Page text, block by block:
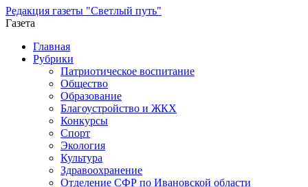
Редакция газеты "Светлый путь"
Газета
Промотать
содержимому
Главная
Рубрики
Патриотическое воспитание
Общество
Образование
Благоустройство и ЖКХ
Конкурсы
Спорт
Экология
Культура
Здравоохранение
Отделение СФР по Ивановской области